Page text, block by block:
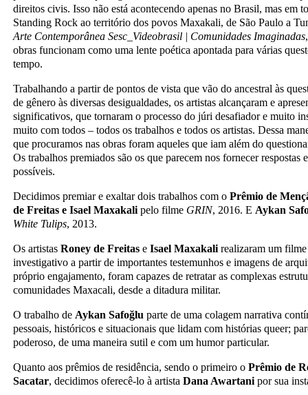
direitos civis. Isso não está acontecendo apenas no Brasil, mas em
Standing Rock ao território dos povos Maxakali, de São Paulo a
Arte Contemporânea Sesc _Videobrasil | Comunidades Imaginadas
obras funcionam como uma lente poética apontada para várias
tempo.
Trabalhando a partir de pontos de vista que vão do ancestral às
de gênero às diversas desigualdades, os artistas alcançaram e
significativos, que tornaram o processo do júri desafiador e muito
muito com todos – todos os trabalhos e todos os artistas. Dessa
que procuramos nas obras foram aqueles que iam além do
Os trabalhos premiados são os que parecem nos fornecer respostas
possíveis.
Decidimos premiar e exaltar dois trabalhos com o Prêmio de
de Freitas e Isael Maxakali pelo filme GRIN, 2016. E Aykan
White Tulips, 2013.
Os artistas Roney de Freitas e Isael Maxakali realizaram um
investigativo a partir de importantes testemunhos e imagens de
próprio engajamento, foram capazes de retratar as complexas
comunidades Maxacali, desde a ditadura militar.
O trabalho de Aykan Safoğlu parte de uma colagem narrativa
pessoais, históricos e situacionais que lidam com histórias queer;
poderoso, de uma maneira sutil e com um humor particular.
Quanto aos prêmios de residência, sendo o primeiro o Prêmio de
Sacatar, decidimos oferecê-lo à artista Dana Awartani por sua